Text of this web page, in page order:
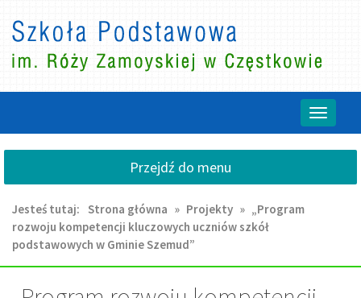
głównej
treści
wyszukiwarki
Przełącz
Przejdź do menu
Jesteś tutaj: Strona główna » Projekty » „Program
rozwoju kompetencji kluczowych uczniów szkół
podstawowych w Gminie Szemud”